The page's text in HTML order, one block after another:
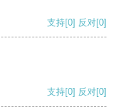
支持[0] 反对[0]
支持[0] 反对[0]